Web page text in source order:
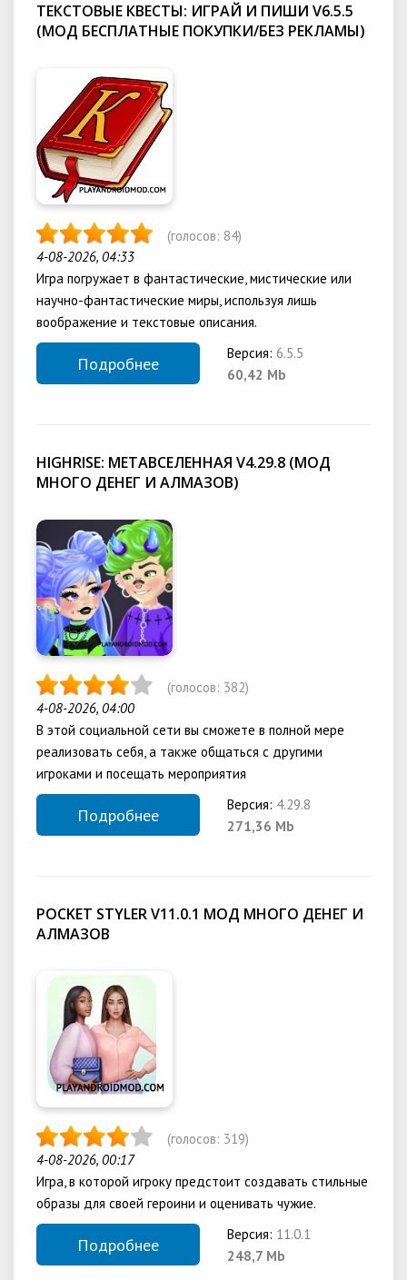
ТЕКСТОВЫЕ КВЕСТЫ: ИГРАЙ И ПИШИ V6.5.5
(МОД БЕСПЛАТНЫЕ ПОКУПКИ/БЕЗ РЕКЛАМЫ)
(голосов: 84)
4-08-2026, 04:33
Игра погружает в фантастические, мистические или
научно-фантастические миры, используя лишь
воображение и текстовые описания.
Подробнее
Версия: 6.5.5
60,42 Mb
HIGHRISE: МЕТАВСЕЛЕННАЯ V4.29.8 (МОД
МНОГО ДЕНЕГ И АЛМАЗОВ)
(голосов: 382)
4-08-2026, 04:00
В этой социальной сети вы сможете в полной мере
реализовать себя, а также общаться с другими
игроками и посещать мероприятия
Подробнее
Версия: 4.29.8
271,36 Mb
POCKET STYLER V11.0.1 МОД МНОГО ДЕНЕГ И
АЛМАЗОВ
(голосов: 319)
4-08-2026, 00:17
Игра, в которой игроку предстоит создавать стильные
образы для своей героини и оценивать чужие.
Подробнее
Версия: 11.0.1
248,7 Mb